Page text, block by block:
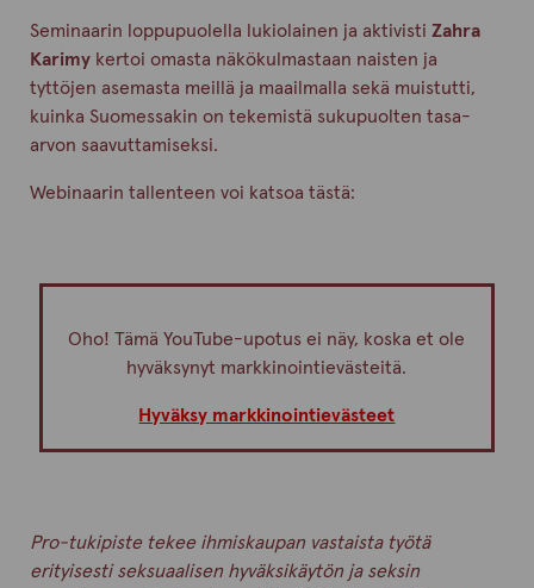
Seminaarin loppupuolella lukiolainen ja aktivisti Zahra
Karimykertoi omasta näkökulmastaan naisten ja
tyttöjen asemasta meillä ja maailmalla sekä muistutti,
kuinka Suomessakin on tekemistä sukupuolten tasa-
arvon saavuttamiseksi.
Webinaarin tallenteen voi katsoa tästä:
Oho! Tämä YouTube-upotus ei näy, koska et ole
hyväksynyt markkinointievästeitä.
Hyväksy markkinointievästeet
Pro-tukipiste tekee ihmiskaupan vastaista työtä
erityisesti seksuaalisen hyväksikäytön ja seksin